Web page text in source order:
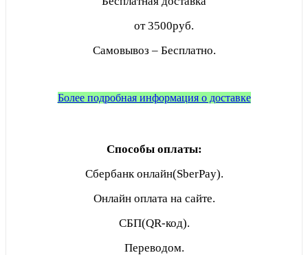
от 3500руб.
Самовывоз – Бесплатно.
Более подробная информация о доставке
Способы оплаты:
Сбербанк онлайн(SberPay).
Онлайн оплата на сайте.
СБП(QR-код).
Переводом.